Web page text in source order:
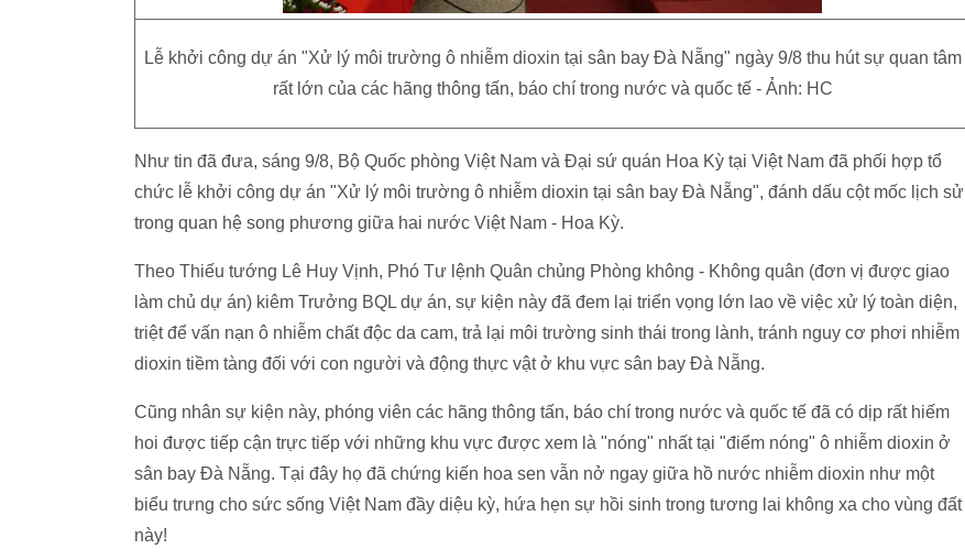
Lễ khởi công dự án "Xử lý môi trường ô nhiễm dioxin tại sân bay Đà Nẵng" ngày 9/8 thu hút sự quan tâm
rất lớn của các hãng thông tấn, báo chí trong nước và quốc tế - Ảnh: HC
Như tin đã đưa, sáng 9/8, Bộ Quốc phòng Việt Nam và Đại sứ quán Hoa Kỳ tại Việt Nam đã phối hợp tổ
chức lễ khởi công dự án "Xử lý môi trường ô nhiễm dioxin tại sân bay Đà Nẵng", đánh dấu cột mốc lịch sử
trong quan hệ song phương giữa hai nước Việt Nam - Hoa Kỳ.
Theo Thiếu tướng Lê Huy Vịnh, Phó Tư lệnh Quân chủng Phòng không - Không quân (đơn vị được giao
làm chủ dự án) kiêm Trưởng BQL dự án, sự kiện này đã đem lại triển vọng lớn lao về việc xử lý toàn diện,
triệt để vấn nạn ô nhiễm chất độc da cam, trả lại môi trường sinh thái trong lành, tránh nguy cơ phơi nhiễm
dioxin tiềm tàng đối với con người và động thực vật ở khu vực sân bay Đà Nẵng.
Cũng nhân sự kiện này, phóng viên các hãng thông tấn, báo chí trong nước và quốc tế đã có dịp rất hiếm
hoi được tiếp cận trực tiếp với những khu vực được xem là "nóng" nhất tại "điểm nóng" ô nhiễm dioxin ở
sân bay Đà Nẵng. Tại đây họ đã chứng kiến hoa sen vẫn nở ngay giữa hồ nước nhiễm dioxin như một
biểu trưng cho sức sống Việt Nam đầy diệu kỳ, hứa hẹn sự hồi sinh trong tương lai không xa cho vùng đất
này!